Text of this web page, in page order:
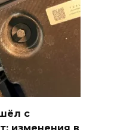
с
изменения в